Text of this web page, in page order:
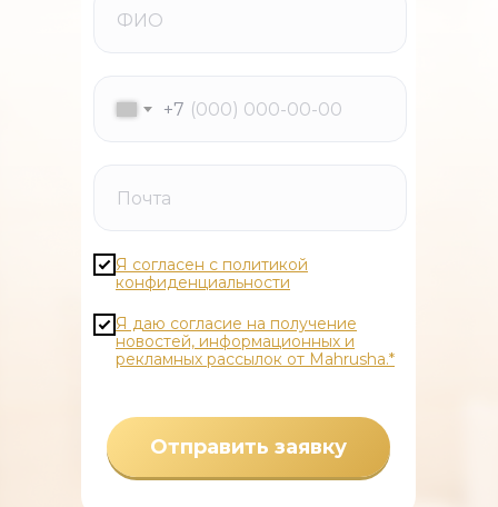
+7
Я согласен с политикой
конфиденциальности
Я даю согласие на получение
новостей, информационных и
рекламных рассылок от Mahrusha.*
Отправить заявку